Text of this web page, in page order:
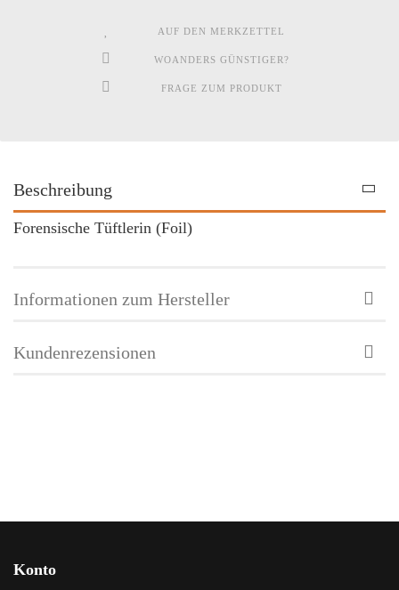
AUF DEN MERKZETTEL
WOANDERS GÜNSTIGER?
FRAGE ZUM PRODUKT
Beschreibung
Forensische Tüftlerin (Foil)
Informationen zum Hersteller
Kundenrezensionen
Konto